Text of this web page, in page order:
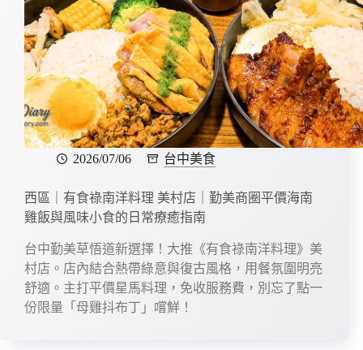
2026/07/06 台中美食
西區｜有食祿南洋料理 美村店｜勤美商圈平價海南
雞飯與風味小食的日常療癒指南
台中勤美草悟道新選擇！大推《有食祿南洋料理》美
村店。店內結合熱帶綠意與復古風格，用餐氛圍明亮
舒適。主打平價星馬料理，免收服務費，別忘了點一
份限量「母雞抖布丁」嚐鮮！